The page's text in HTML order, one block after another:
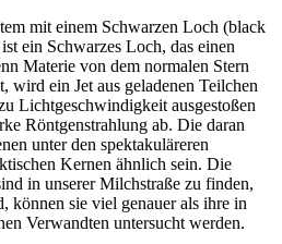
mit einem Schwarzen Loch (black
ein Schwarzes Loch, das einen
Materie von dem normalen Stern
wird ein Jet aus geladenen Teilchen
Lichtgeschwindigkeit ausgestoßen
Röntgenstrahlung ab. Die daran
unter den spektakuläreren
Kernen ähnlich sein. Die
in unserer Milchstraße zu finden,
können sie viel genauer als ihre in
Verwandten untersucht werden.